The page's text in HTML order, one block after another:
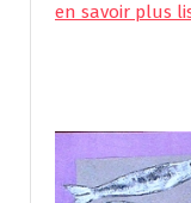
en savoir plus